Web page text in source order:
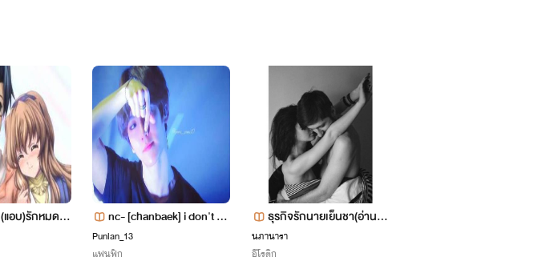
nc- [chanbaek] i don't car
e
Punlan_13
แฟนฟิก
ธุรกิจรักนายเย็นชา(อ่านพรี
ไม่ติดเหรียญ)
นภานารา
อีโรติก